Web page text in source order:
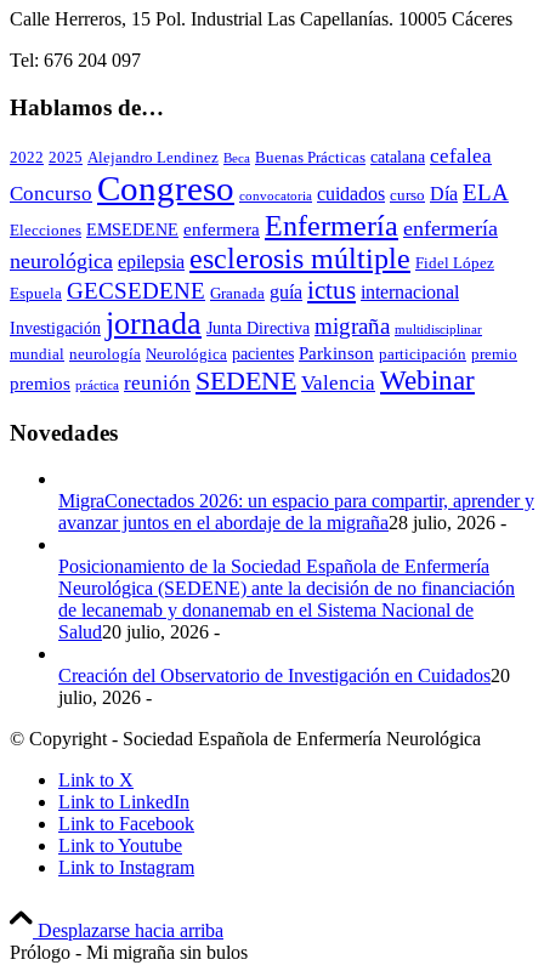
Calle Herreros, 15 Pol. Industrial Las Capellanías. 10005 Cáceres
Tel: 676 204 097
Hablamos de…
2022 2025 Alejandro Lendinez Beca Buenas Prácticas catalana cefalea
Concurso Congreso convocatoria cuidados curso Día ELA
Elecciones EMSEDENE enfermera Enfermería enfermería
neurológica epilepsia esclerosis múltiple Fidel López
Espuela GECSEDENE Granada guía ictus internacional
Investigación jornada Junta Directiva migraña multidisciplinar
mundial neurología Neurológica pacientes Parkinson participación premio
premios práctica reunión SEDENE Valencia Webinar
Novedades
MigraConectados 2026: un espacio para compartir, aprender y
avanzar juntos en el abordaje de la migraña28 julio, 2026 -
Posicionamiento de la Sociedad Española de Enfermería
Neurológica (SEDENE) ante la decisión de no financiación
de lecanemab y donanemab en el Sistema Nacional de
Salud20 julio, 2026 -
Creación del Observatorio de Investigación en Cuidados20
julio, 2026 -
© Copyright - Sociedad Española de Enfermería Neurológica
Link to X
Link to LinkedIn
Link to Facebook
Link to Youtube
Link to Instagram
Desplazarse hacia arriba
Prólogo - Mi migraña sin bulos